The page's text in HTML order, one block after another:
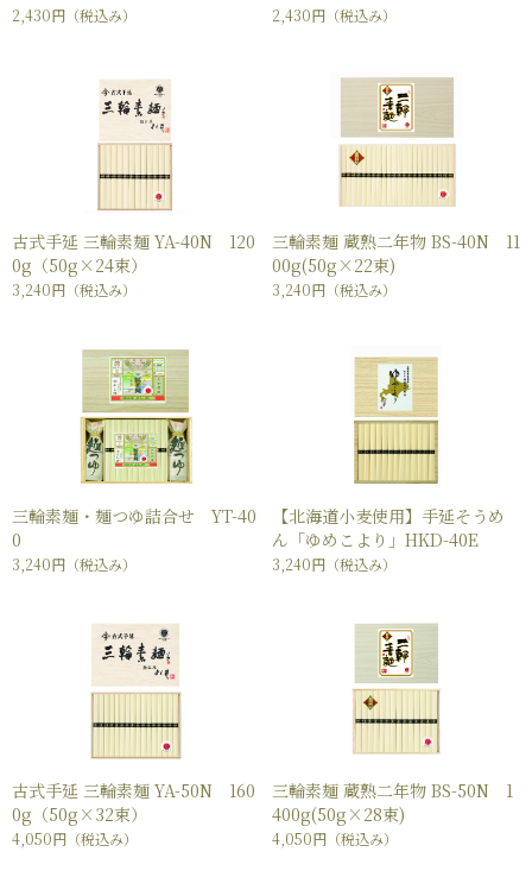
2,430円 （税込み） 2,430円 （税込み）
古式手延 三輪素麺 YA-40N 120
0g（50g×24束）
3,240円 （税込み）
三輪素麺 蔵熟二年物 BS-40N 11
00g(50g×22束)
3,240円 （税込み）
三輪素麺・麺つゆ詰合せ YT-40
0
3,240円 （税込み）
【北海道小麦使用】手延そうめ
ん「ゆめこより」HKD-40E
3,240円 （税込み）
古式手延 三輪素麺 YA-50N 160
0g（50g×32束）
4,050円 （税込み）
三輪素麺 蔵熟二年物 BS-50N 1
400g(50g×28束)
4,050円 （税込み）